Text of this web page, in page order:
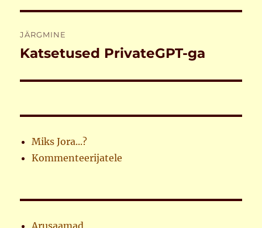
JÄRGMINE
Järgmine
Katsetused PrivateGPT-ga
Miks Jora...?
Kommenteerijatele